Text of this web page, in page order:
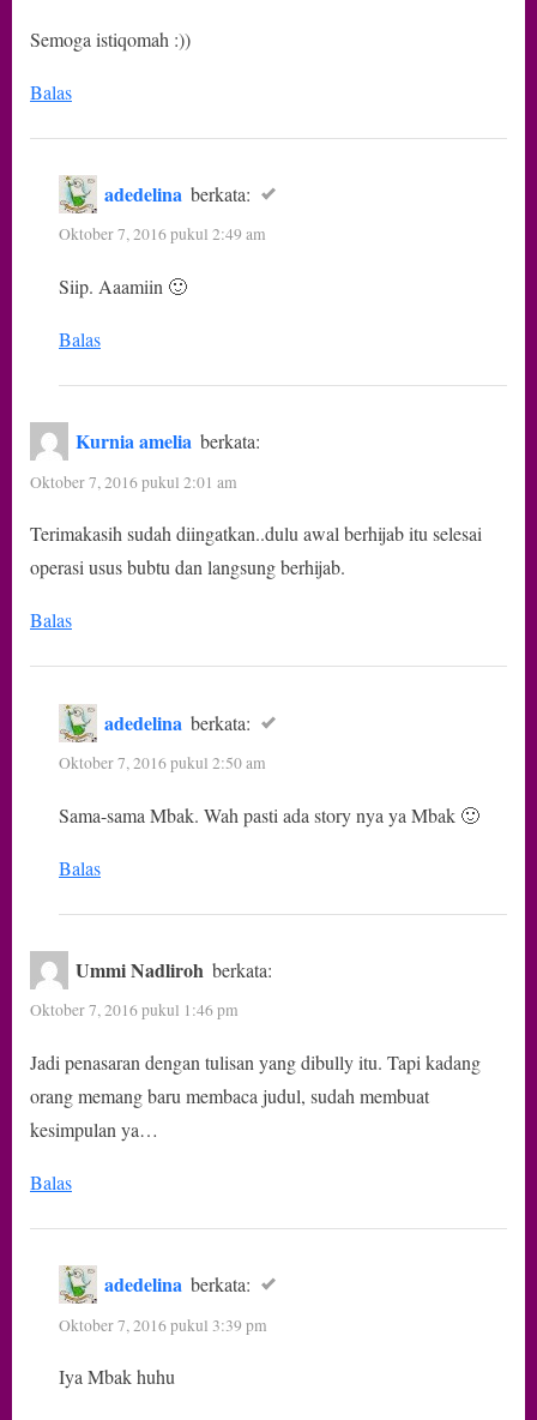
Semoga istiqomah :))
Balas
adedelina berkata:
Oktober 7, 2016 pukul 2:49 am
Siip. Aaamiin 🙂
Balas
Kurnia amelia berkata:
Oktober 7, 2016 pukul 2:01 am
Terimakasih sudah diingatkan..dulu awal berhijab itu selesai
operasi usus bubtu dan langsung berhijab.
Balas
adedelina berkata:
Oktober 7, 2016 pukul 2:50 am
Sama-sama Mbak. Wah pasti ada story nya ya Mbak 🙂
Balas
Ummi Nadliroh berkata:
Oktober 7, 2016 pukul 1:46 pm
Jadi penasaran dengan tulisan yang dibully itu. Tapi kadang
orang memang baru membaca judul, sudah membuat
kesimpulan ya…
Balas
adedelina berkata:
Oktober 7, 2016 pukul 3:39 pm
Iya Mbak huhu